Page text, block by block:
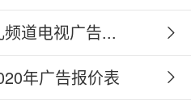
道电视广告...
年广告报价表